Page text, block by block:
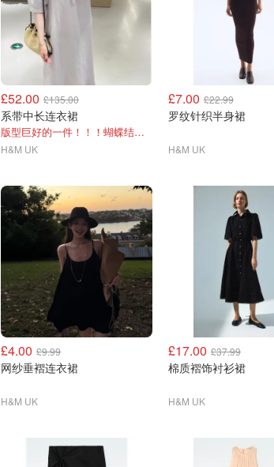
£52.00 £135.00
系带中长连衣裙
版型巨好的一件！！！蝴蝶结超美！
H&M UK
£7.00 £22.99
罗纹针织半身裙
H&M UK
£4.00 £9.99
网纱垂褶连衣裙
H&M UK
£17.00 £37.99
棉质褶饰衬衫裙
H&M UK